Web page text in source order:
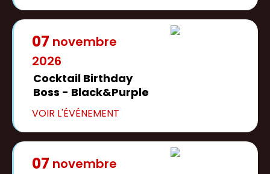
07 novembre
2026
Cocktail Birthday
Boss - Black&Purple
07 novembre